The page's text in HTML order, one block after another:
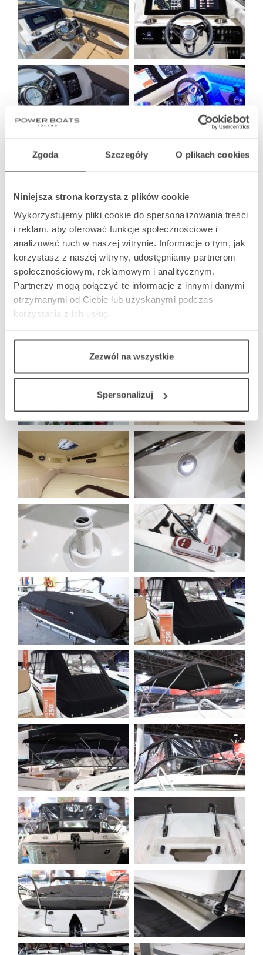
Zgoda Szczegóły O plikach cookies
Niniejsza strona korzysta z plików cookie
Wykorzystujemy pliki cookie do spersonalizowania treści
i reklam, aby oferować funkcje społecznościowe i
analizować ruch w naszej witrynie. Informacje o tym, jak
korzystasz z naszej witryny, udostępniamy partnerom
społecznościowym, reklamowym i analitycznym.
Partnerzy mogą połączyć te informacje z innymi danymi
otrzymanymi od Ciebie lub uzyskanymi podczas
korzystania z ich usług.
Zezwól na wszystkie
Spersonalizuj